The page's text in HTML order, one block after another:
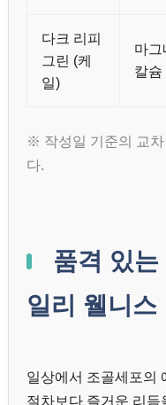
다크 리피
그린 (케
일)
마그
칼슘
※ 작성일 기준의 교차
다.
품격 있는
일리 웰니스
일상에서 조골세포의
절차보다 즐거운 리